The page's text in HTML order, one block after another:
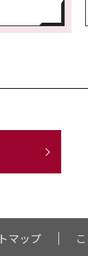
マップ